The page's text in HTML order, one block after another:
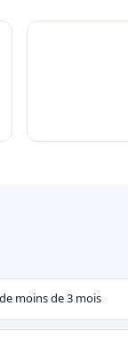
moins de 3 mois